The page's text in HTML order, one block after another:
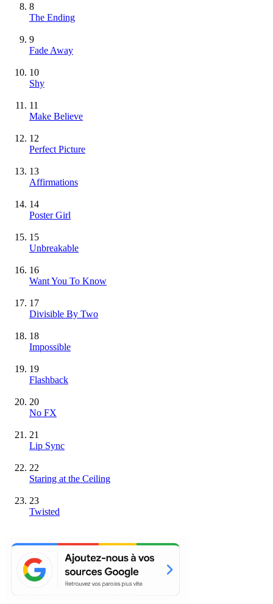
8
The Ending
9
Fade Away
10
Shy
11
Make Believe
12
Perfect Picture
13
Affirmations
14
Poster Girl
15
Unbreakable
16
Want You To Know
17
Divisible By Two
18
Impossible
19
Flashback
20
No FX
21
Lip Sync
22
Staring at the Ceiling
23
Twisted